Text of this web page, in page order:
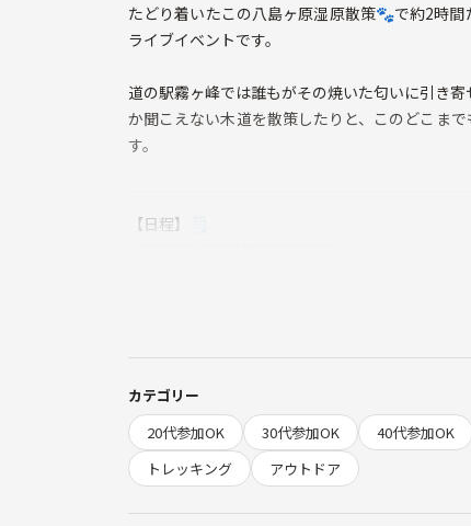
たどり着いたこの八島ヶ原湿原散策🐾で約2時
ライブイベントです。
道の駅霧ヶ峰では誰もがその焼いた匂いに引き
か聞こえない木道を散策したりと、このどこま
す。
【日程】🗒️
▪️ルート☆彡
・新宿駅🚗－諏訪IC🚗－信州ビーナスライン
を考慮した解散場所に変更する予定もあります）
⚠️コースは当日の天候等で変更になることがあ
カテゴリー
20代参加OK
30代参加OK 40代参加OK
トレッキング
アウトドア